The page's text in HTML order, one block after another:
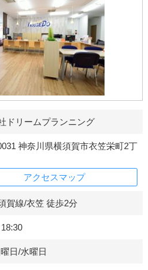
ドリームプランニング
神奈川県横須賀市衣笠栄町2丁
アクセスマップ
賀線/衣笠 徒歩2分
日/水曜日